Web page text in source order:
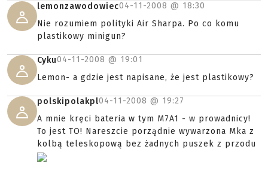
lemonzawodowiec04-11-2008 @ 18:30
Nie rozumiem polityki Air Sharpa. Po co komu
plastikowy minigun?
Cyku04-11-2008 @ 19:01
Lemon- a gdzie jest napisane, że jest plastikowy?
polskipolakpl04-11-2008 @ 19:27
A mnie kręci bateria w tym M7A1 - w prowadnicy!
To jest TO! Nareszcie porządnie wywarzona Mka z
kolbą teleskopową bez żadnych puszek z przodu